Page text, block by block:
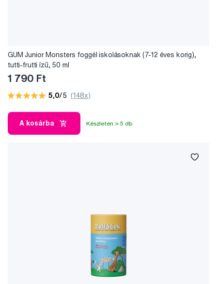
GUM Junior Monsters foggél iskolásoknak (7-12 éves korig),
tutti-frutti ízű, 50 ml
1 790 Ft
5,0/5 (148x)
A kosárba Készleten > 5 db